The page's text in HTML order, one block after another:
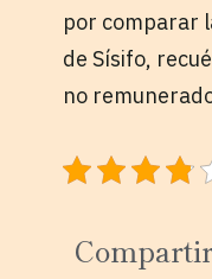
por comparar
de Sísifo,
no